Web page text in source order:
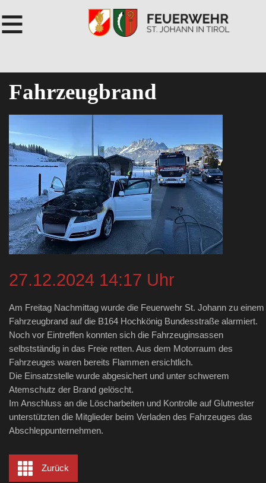
≡
Fahrzeugbrand
27.12.2024 14:17 Uhr
Am Freitag Nachmittag wurde die Feuerwehr St. Johann zu einem
Fahrzeugbrand auf die B164 Hochkönig Bundesstraße alarmiert.
Noch vor Eintreffen konnten sich die Fahrzeuginsassen
selbstständig in das Freie retten. Aus dem Motorraum des
Fahrzeuges waren bereits Flammen ersichtlich.
Die Einsatzstelle wurde abgesichert und unter schwerem
Atemschutz der Brand gelöscht.
Im Anschluss an die Löscharbeiten und Kontrolle auf Glutnester
unterstützten die Mitglieder beim Verladen des Fahrzeuges das
Abschleppunternehmen.
Zurück